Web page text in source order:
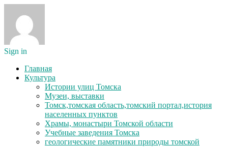
Sign in
Главная
Культура
Истории улиц Томска
Музеи, выставки
Томск,томская область,томский портал,история
населенных пунктов
Храмы, монастыри Томской области
Учебные заведения Томска
геологические памятники природы томской